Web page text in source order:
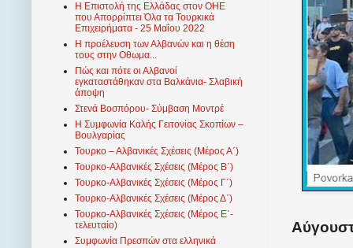
Η Επιστολή της Ελλάδας στον ΟΗΕ
που Απορρίπτει Όλα τα Τουρκικά
Επιχειρήματα - 25 Μαΐου 2022
Η προέλευση των Αλβανών και η θέση
τους στην Οθωμα...
Πώς και πότε οι Αλβανοί
εγκαταστάθηκαν στα Βαλκάνια- Σλαβική
άποψη
Στενά Βοσπόρου- Σύμβαση Μοντρέ
Η Συμφωνία Καλής Γειτονίας Σκοπίων –
Βουλγαρίας
Τουρκο – Αλβανικές Σχέσεις (Mέρος Α΄)
Τουρκο-Αλβανικές Σχέσεις (Μέρος Β΄)
Τουρκο-Αλβανικές Σχέσεις (Μέρος Γ΄)
Τουρκο-Αλβανικές Σχέσεις (Μέρος Δ΄)
Τουρκο-Αλβανικές Σχέσεις (Μέρος Ε΄-
τελευταίο)
Συμφωνία Πρεσπών στα ελληνικά